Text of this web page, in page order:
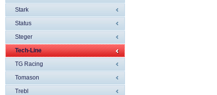
Stark
Status
Steger
Tech-Line
TG Racing
Tomason
Trebl